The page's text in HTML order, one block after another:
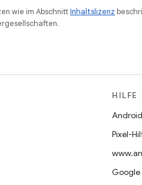
wie im AbschnittInhaltslizenz
HILFE
Pixel-
Google